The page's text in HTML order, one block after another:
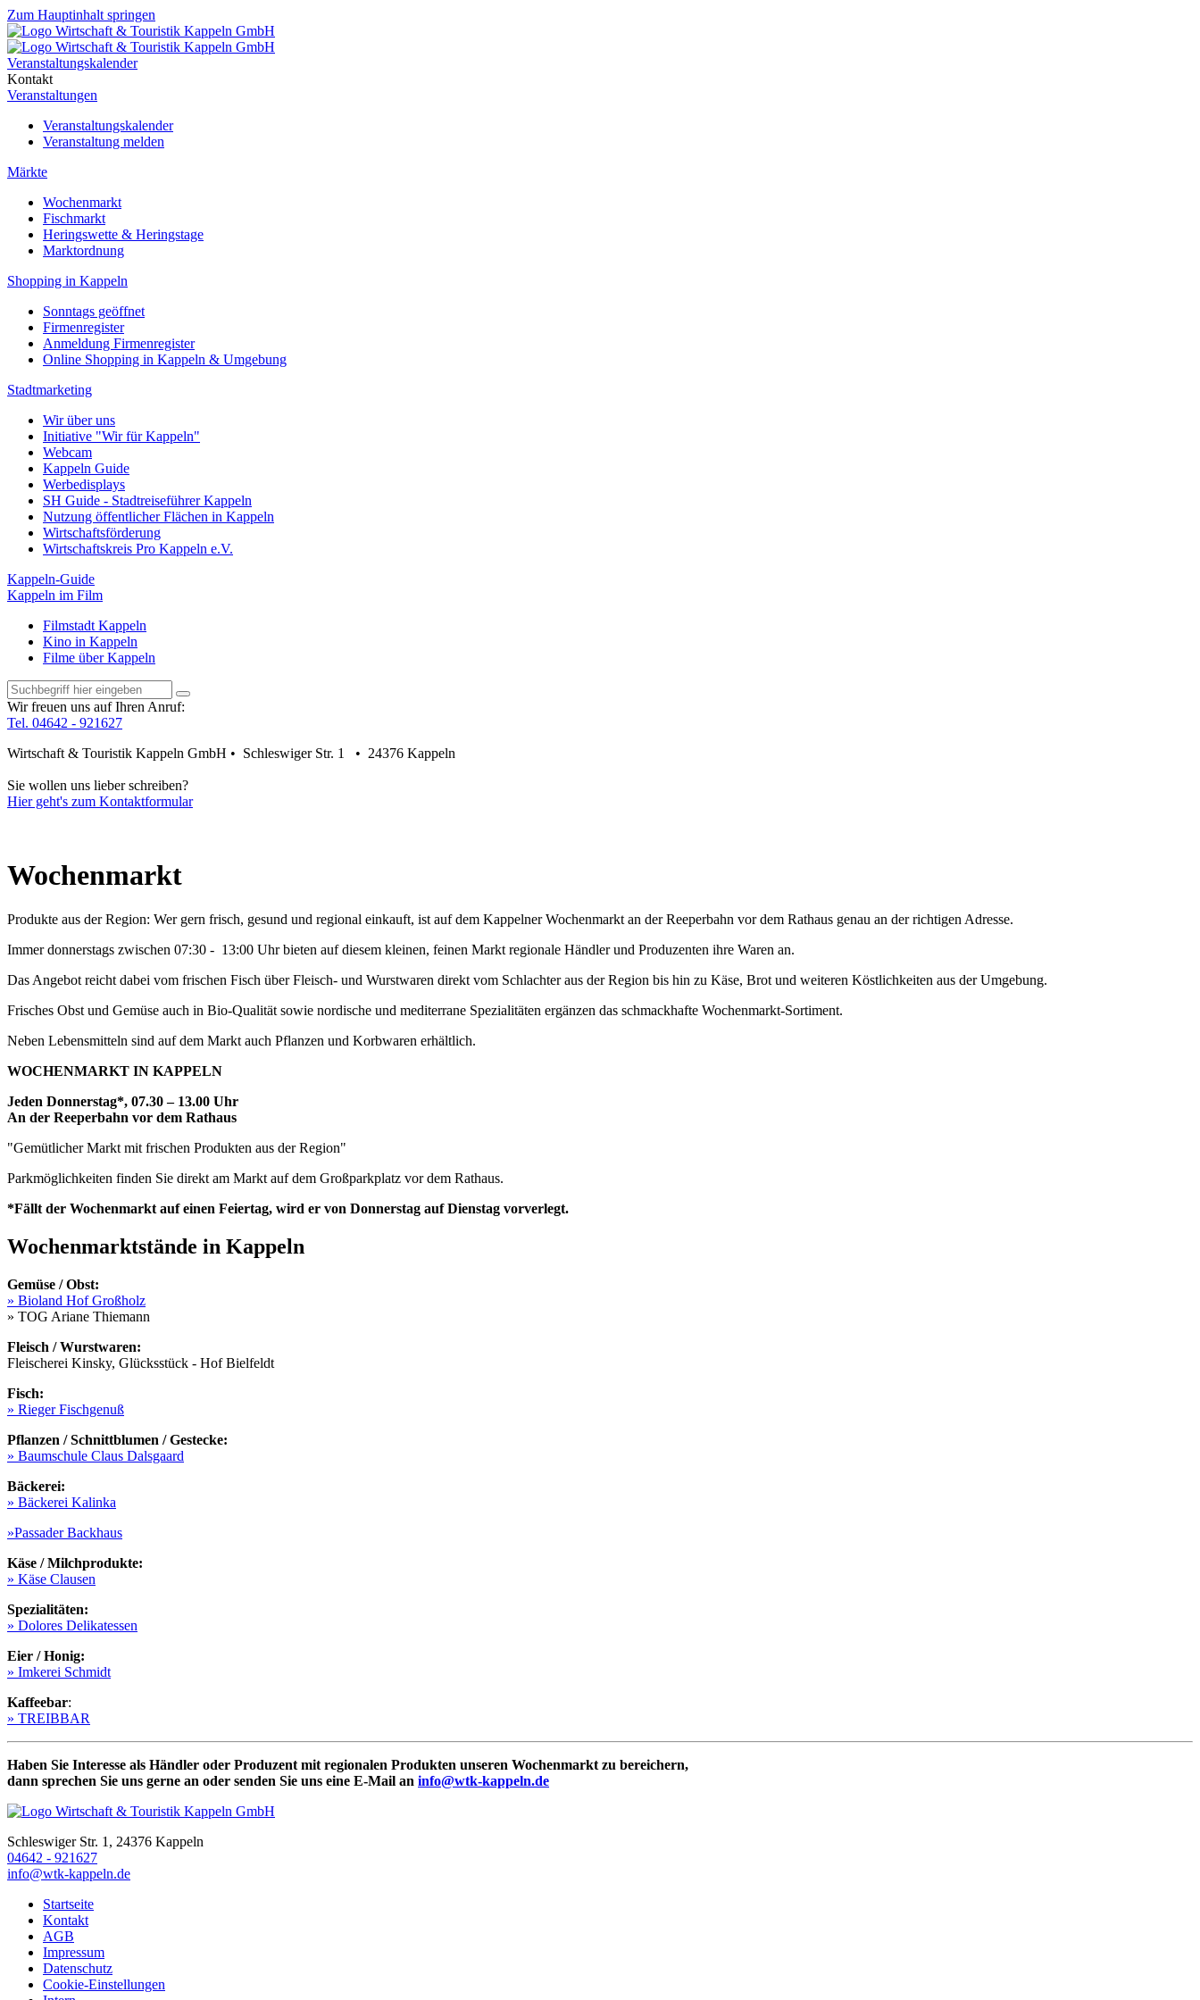
Zum Hauptinhalt springen
Veranstaltungskalender
Kontakt
Veranstaltungen
Veranstaltungskalender
Veranstaltung melden
Märkte
Wochenmarkt
Fischmarkt
Heringswette & Heringstage
Marktordnung
Shopping in Kappeln
Sonntags geöffnet
Firmenregister
Anmeldung Firmenregister
Online Shopping in Kappeln & Umgebung
Stadtmarketing
Wir über uns
Initiative "Wir für Kappeln"
Webcam
Kappeln Guide
Werbedisplays
SH Guide - Stadtreiseführer Kappeln
Nutzung öffentlicher Flächen in Kappeln
Wirtschaftsförderung
Wirtschaftskreis Pro Kappeln e.V.
Kappeln-Guide
Kappeln im Film
Filmstadt Kappeln
Kino in Kappeln
Filme über Kappeln
Wir freuen uns auf Ihren Anruf:
Tel. 04642 - 921627
Wirtschaft & Touristik Kappeln GmbH • Schleswiger Str. 1 • 24376 Kappeln
Sie wollen uns lieber schreiben?
Hier geht's zum Kontaktformular
Wochenmarkt
Produkte aus der Region: Wer gern frisch, gesund und regional einkauft, ist auf dem Kappelner Wochenmarkt an der Reeperbahn vor dem Rathaus genau an der richtigen Adresse.
Immer donnerstags zwischen 07:30 - 13:00 Uhr bieten auf diesem kleinen, feinen Markt regionale Händler und Produzenten ihre Waren an.
Das Angebot reicht dabei vom frischen Fisch über Fleisch- und Wurstwaren direkt vom Schlachter aus der Region bis hin zu Käse, Brot und weiteren Köstlichkeiten aus der Umgebung.
Frisches Obst und Gemüse auch in Bio-Qualität sowie nordische und mediterrane Spezialitäten ergänzen das schmackhafte Wochenmarkt-Sortiment.
Neben Lebensmitteln sind auf dem Markt auch Pflanzen und Korbwaren erhältlich.
WOCHENMARKT IN KAPPELN
Jeden Donnerstag*, 07.30 – 13.00 Uhr
An der Reeperbahn vor dem Rathaus
"Gemütlicher Markt mit frischen Produkten aus der Region"
Parkmöglichkeiten finden Sie direkt am Markt auf dem Großparkplatz vor dem Rathaus.
*Fällt der Wochenmarkt auf einen Feiertag, wird er von Donnerstag auf Dienstag vorverlegt.
Wochenmarktstände in Kappeln
Gemüse / Obst:
» Bioland Hof Großholz
» TOG Ariane Thiemann
Fleisch / Wurstwaren:
Fleischerei Kinsky, Glücksstück - Hof Bielfeldt
Fisch:
» Rieger Fischgenuß
Pflanzen / Schnittblumen / Gestecke:
» Baumschule Claus Dalsgaard
Bäckerei:
» Bäckerei Kalinka
»Passader Backhaus
Käse / Milchprodukte:
» Käse Clausen
Spezialitäten:
» Dolores Delikatessen
Eier / Honig:
» Imkerei Schmidt
Kaffeebar:
» TREIBBAR
Haben Sie Interesse als Händler oder Produzent mit regionalen Produkten unseren Wochenmarkt zu bereichern,
dann sprechen Sie uns gerne an oder senden Sie uns eine E-Mail an info@wtk-kappeln.de
Schleswiger Str. 1, 24376 Kappeln
04642 - 921627
info@wtk-kappeln.de
Startseite
Kontakt
AGB
Impressum
Datenschutz
Cookie-Einstellungen